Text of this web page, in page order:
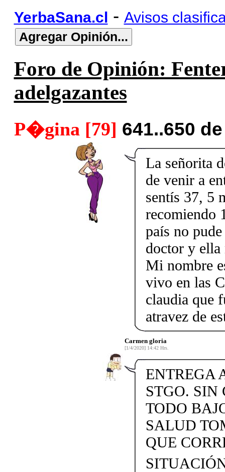
YerbaSana.cl - Avisos
Foro de Opinión:
adelgazantes
P�gina [79] 641..650
La señorita
de venir a
sentís 37, 5
recomiendo
país no
doctor y ella
Mi nombre
vivo en las
claudia que
atravez de
Carmen gloria
[1/4/2020] 14:42 Hrs.
ENTREGA
STGO. SIN
TODO
SALUD
QUE